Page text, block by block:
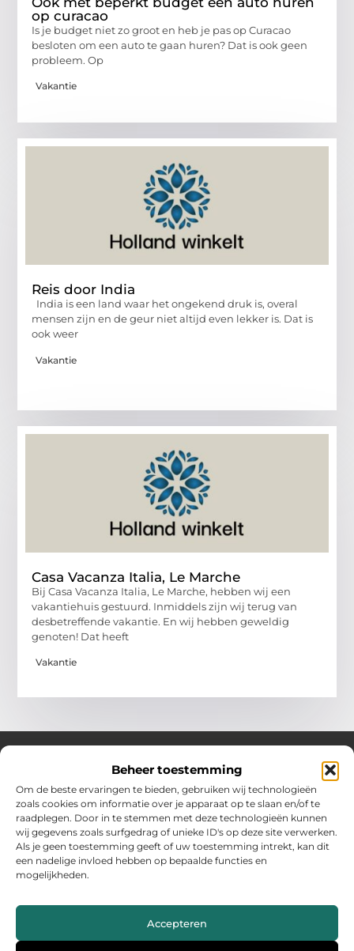
Beheer toestemming
Om de beste ervaringen te bieden, gebruiken wij technologieën
zoals cookies om informatie over je apparaat op te slaan en/of te
raadplegen. Door in te stemmen met deze technologieën kunnen
wij gegevens zoals surfgedrag of unieke ID's op deze site verwerken.
Als je geen toestemming geeft of uw toestemming intrekt, kan dit
een nadelige invloed hebben op bepaalde functies en
mogelijkheden.
Accepteren
op curacao
Is je budget niet zo groot en heb je pas op Curacao
besloten om een auto te gaan huren? Dat is ook geen
probleem. Op
Vakantie
Reis door India
India is een land waar het ongekend druk is, overal
mensen zijn en de geur niet altijd even lekker is. Dat is
ook weer
Vakantie
Casa Vacanza Italia, Le Marche
Bij Casa Vacanza Italia, Le Marche, hebben wij een
vakantiehuis gestuurd. Inmiddels zijn wij terug van
desbetreffende vakantie. En wij hebben geweldig
genoten! Dat heeft
Vakantie
Over Hollandwinkelt
Jouw bron voor inspiratie en handige tips voor het dagelijks
leven.
Verken een gevarieerde selectie blogs en artikelen boordevol
praktische adviezen en verrassende inzichten om het beste uit
elke dag te halen.